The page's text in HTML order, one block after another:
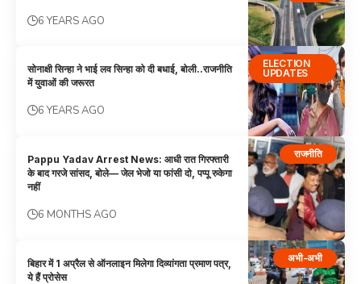
6 YEARS AGO
ELECTION
UPDATES
सोनाक्षी सिन्हा ने भाई लव सिन्हा को दी बधाई, बोली..राजनीति
में युवाओं की जरूरत
6 YEARS AGO
राजनीति
Pappu Yadav Arrest News: आधी रात गिरफ्तारी
के बाद गरजे सांसद, बोले— जेल भेजो या फांसी दो, पप्पू रुकेगा
नहीं
6 MONTHS AGO
अभी-अभी
बिहार में 1 अप्रैल से ऑनलाइन मिलेगा दिव्यांगता प्रमाण पत्र,
ये हैं प्रोसेस